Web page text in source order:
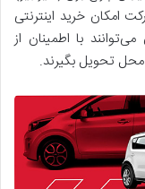
امکان خرید اینترنتی
با اطمینان از
تحویل بگیرند.